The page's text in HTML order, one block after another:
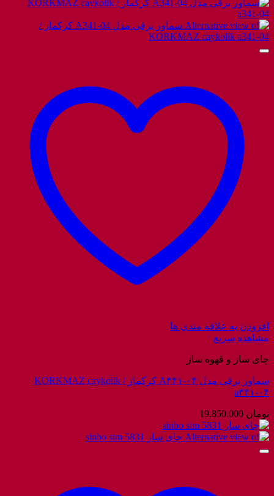
افزودن به علاقه مندی ها
مشاهده سریع
چای ساز و قهوه ساز
سماور برقی مدل A۳۴۱-۰۴ کرکماز / KORKMAZ caykolik
a۳۴۱-۰۴
تومان